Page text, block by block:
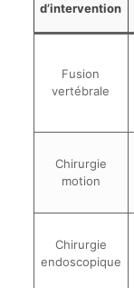
d’intervention
Fusion
vertébrale
Chirurgie
motion
Chirurgie
endoscopique